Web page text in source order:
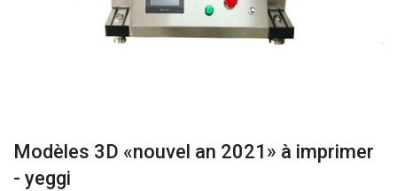
Modèles 3D «nouvel an 2021» à imprimer
- yeggi